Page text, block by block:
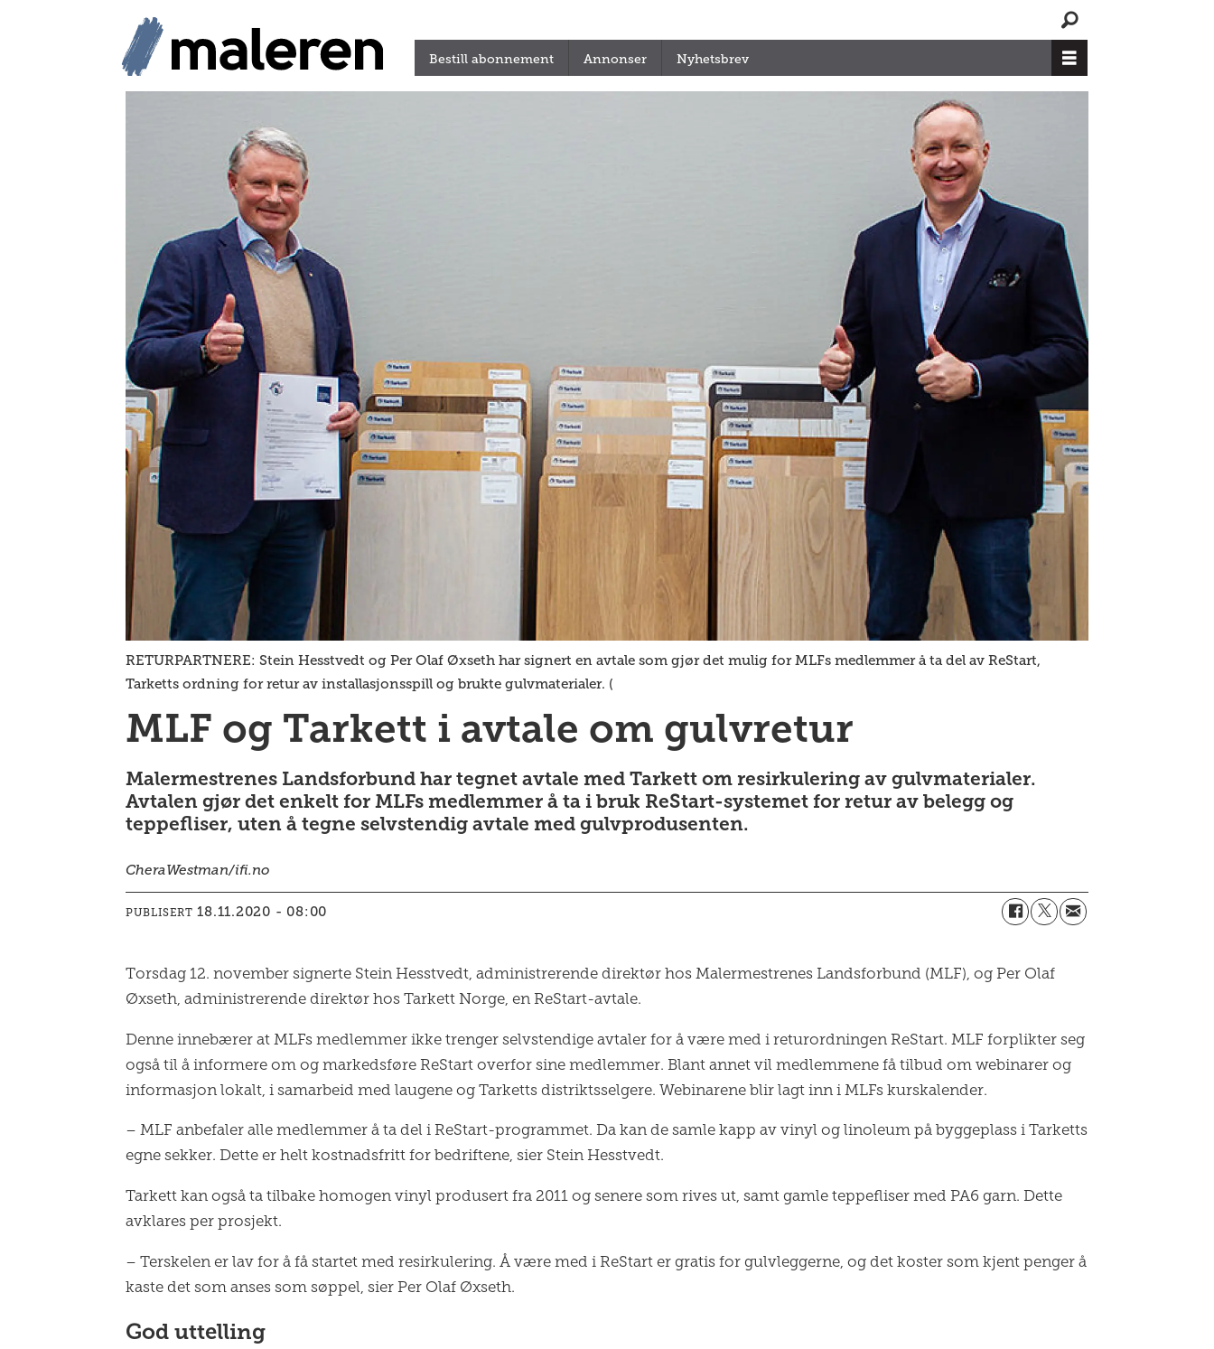
Bestill abonnement Annonser Nyhetsbrev
RETURPARTNERE: Stein Hesstvedt og Per Olaf Øxseth har signert en avtale som gjør det mulig for MLFs medlemmer å ta del av ReStart,
Tarketts ordning for retur av installasjonsspill og brukte gulvmaterialer. (
MLF og Tarkett i avtale om gulvretur
Malermestrenes Landsforbund har tegnet avtale med Tarkett om resirkulering av gulvmaterialer.
Avtalen gjør det enkelt for MLFs medlemmer å ta i bruk ReStart-systemet for retur av belegg og
teppefliser, uten å tegne selvstendig avtale med gulvprodusenten.
CheraWestman/ifi.no
PUBLISERT 18.11.2020 - 08:00
Torsdag 12. november signerte Stein Hesstvedt, administrerende direktør hos Malermestrenes Landsforbund (MLF), og Per Olaf
Øxseth, administrerende direktør hos Tarkett Norge, en ReStart-avtale.
Denne innebærer at MLFs medlemmer ikke trenger selvstendige avtaler for å være med i returordningen ReStart. MLF forplikter seg
også til å informere om og markedsføre ReStart overfor sine medlemmer. Blant annet vil medlemmene få tilbud om webinarer og
informasjon lokalt, i samarbeid med laugene og Tarketts distriktsselgere. Webinarene blir lagt inn i MLFs kurskalender.
– MLF anbefaler alle medlemmer å ta del i ReStart-programmet. Da kan de samle kapp av vinyl og linoleum på byggeplass i Tarketts
egne sekker. Dette er helt kostnadsfritt for bedriftene, sier Stein Hesstvedt.
Tarkett kan også ta tilbake homogen vinyl produsert fra 2011 og senere som rives ut, samt gamle teppefliser med PA6 garn. Dette
avklares per prosjekt.
– Terskelen er lav for å få startet med resirkulering. Å være med i ReStart er gratis for gulvleggerne, og det koster som kjent penger å
kaste det som anses som søppel, sier Per Olaf Øxseth.
God uttelling